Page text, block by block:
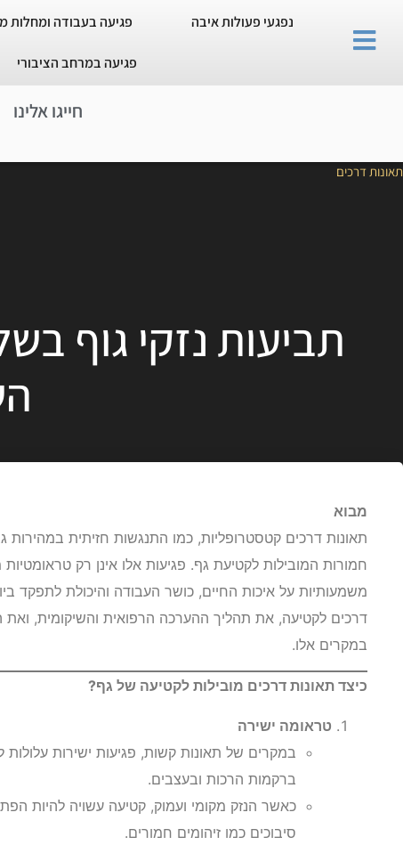
נפגעי פעולות איבה פגיעה בעבודה ומחלות
פגיעה במרחב הציבורי
חייגו אלינו
תאונות דרכים
תביעות נזקי גוף
מבוא
תאונות דרכים קטסטרופליות, כמו התנגשות חזיתית במהירות
חמורות המובילות לקטיעת גף. פגיעות אלו אינן רק
משמעותיות על איכות החיים, כושר העבודה והיכולת לתפקד
דרכים לקטיעה, את תהליך ההערכה הרפואית והשיקומית, ואת
במקרים אלו.
כיצד תאונות דרכים מובילות לקטיעה של גף?
טראומה ישירה
במקרים של תאונות קשות, פגיעות ישירות
ברקמות הרכות ובעצבים.
כאשר הנזק מקומי ועמוק, קטיעה עשויה להיות
סיבוכים כמו זיהומים חמורים.